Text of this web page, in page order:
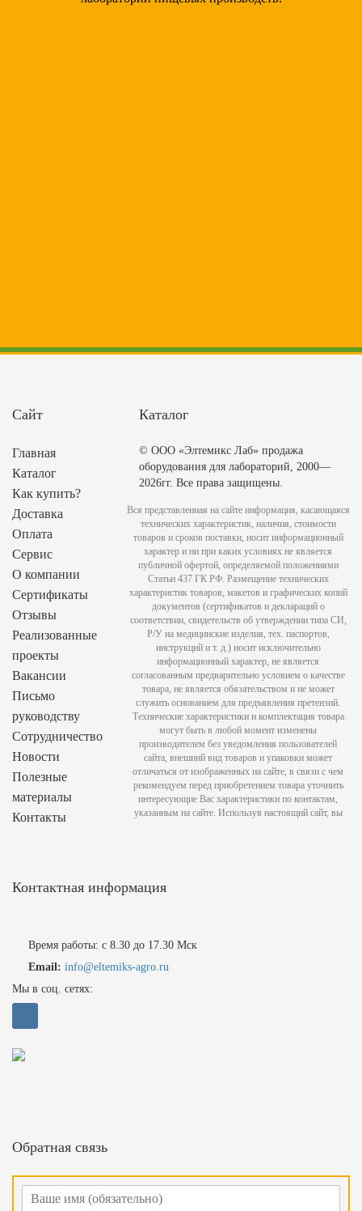
Сайт
Главная
Каталог
Как купить?
Доставка
Оплата
Сервис
О компании
Сертификаты
Отзывы
Реализованные
проекты
Вакансии
Письмо
руководству
Сотрудничество
Новости
Полезные
материалы
Контакты
Каталог
Контактная информация
Время работы: с 8.30 до 17.30 Мск
Email: info@eltemiks-agro.ru
Мы в соц. сетях:
Обратная связь
© ООО «Элтемикс Лаб» продажа
оборудования для лабораторий, 2000—
2026гг. Все права защищены.
Вся представленная на сайте информация, касающаяся
технических характеристик, наличия, стоимости
товаров и сроков поставки, носит информационный
характер и ни при каких условиях не является
публичной офертой, определяемой положениями
Статьи 437 ГК РФ. Размещение технических
характеристик товаров, макетов и графических копий
документов (сертификатов и деклараций о
соответствии, свидетельств об утверждении типа СИ,
Р/У на медицинские изделия, тех. паспортов,
инструкций и т. д.) носит исключительно
информационный характер, не является
согласованным предварительно условием о качестве
товара, не является обязательством и не может
служить основанием для предъявления претензий.
Технические характеристики и комплектация товара
могут быть в любой момент изменены
производителем без уведомления пользователей
сайта, внешний вид товаров и упаковки может
отличаться от изображенных на сайте, в связи с чем
рекомендуем перед приобретением товара уточнить
интересующие Вас характеристики по контактам,
указанным на сайте. Используя настоящий сайт, вы